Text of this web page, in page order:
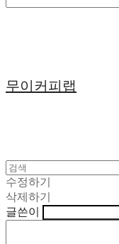
무이커피랩
수정하기
삭제하기
글쓴이